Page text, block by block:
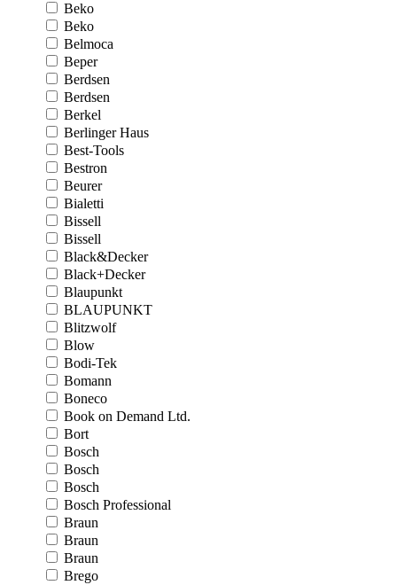
Beko
Beko
Belmoca
Beper
Berdsen
Berdsen
Berkel
Berlinger Haus
Best-Tools
Bestron
Beurer
Bialetti
Bissell
Bissell
Black&Decker
Black+Decker
Blaupunkt
BLAUPUNKT
Blitzwolf
Blow
Bodi-Tek
Bomann
Boneco
Book on Demand Ltd.
Bort
Bosch
Bosch
Bosch
Bosch Professional
Braun
Braun
Braun
Brego